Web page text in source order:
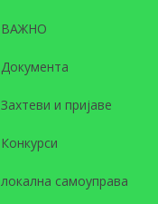
ВАЖНО
Документа
Захтеви и пријаве
Конкурси
локална самоуправа